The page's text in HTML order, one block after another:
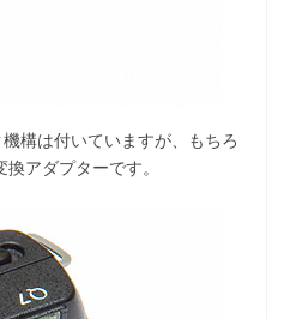
構は付いていますが、もちろ
アダプターです。